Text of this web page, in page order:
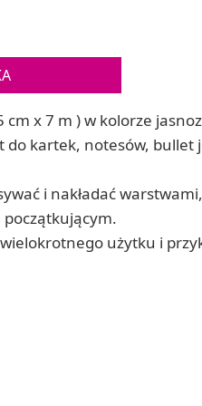
doświadczalne i naukowe
piaskiem (Sablimage)
x 7 m ) w kolorze
kartek, notesów, bullet
i nakładać
początkującym.
użytku i